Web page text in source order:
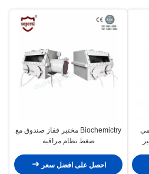
Biochemictry مختبر قفاز صندوق مع
ضغط نظام مراقبة
احصل على افضل سعر